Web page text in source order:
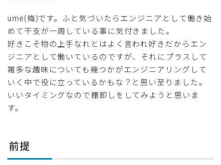
ume(梅)です。ふと気づいたらエンジニアとして働き始
めて干支が一周している事に気付きました。
好きこそ物の上手なれとはよく言われ好きだからエン
ジニアとして働いているのですが、それにプラスして
雑多な趣味についても幾つかがエンジニアリングして
いく中で役に立っているかもな？と思い至りました。
いいタイミングなので棚卸しをしてみようと思いま
す。
前提